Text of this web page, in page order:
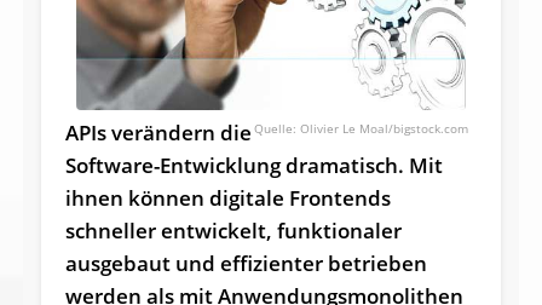
Olivier Le Moal/bigstock.com
APIs verändern die
Software-Entwicklung dramatisch. Mit
ihnen können digitale Frontends
schneller entwickelt, funktionaler
ausgebaut und effizienter betrieben
werden als mit Anwendungsmonolithen